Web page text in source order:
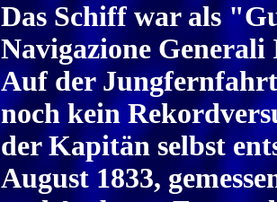
Das Schiff war als
Navigazione
Auf der Jungfernfahrt
noch kein
der Kapitän selbst
August 1833,